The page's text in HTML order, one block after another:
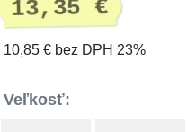
13,35 €
10,85 € bez DPH 23%
Veľkosť: